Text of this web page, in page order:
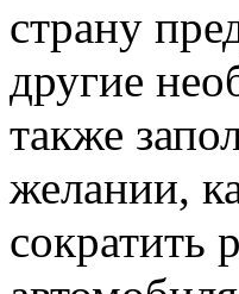
страну
другие
также
желании,
сократить